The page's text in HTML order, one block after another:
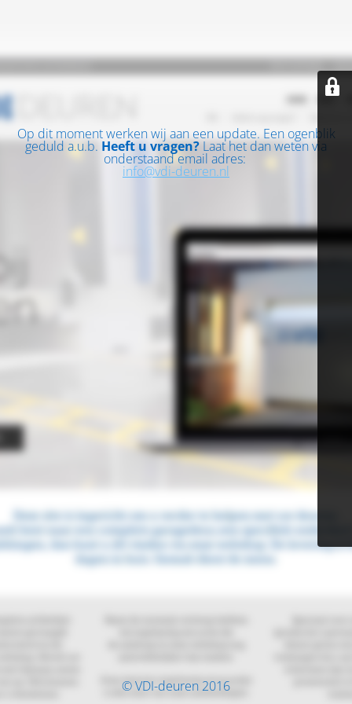
Op dit moment werken wij aan een update. Een ogenblik
geduld a.u.b. Heeft u vragen? Laat het dan weten via
onderstaand email adres:
info@vdi-deuren.nl
© VDI-deuren 2016